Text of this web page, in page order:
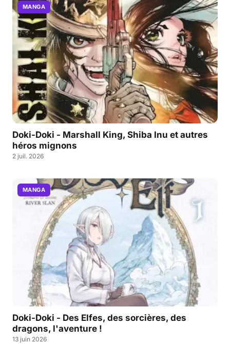
MANGA
Doki-Doki - Marshall King, Shiba Inu et autres
héros mignons
2 juil. 2026
MANGA
Doki-Doki - Des Elfes, des sorcières, des
dragons, l'aventure !
13 juin 2026